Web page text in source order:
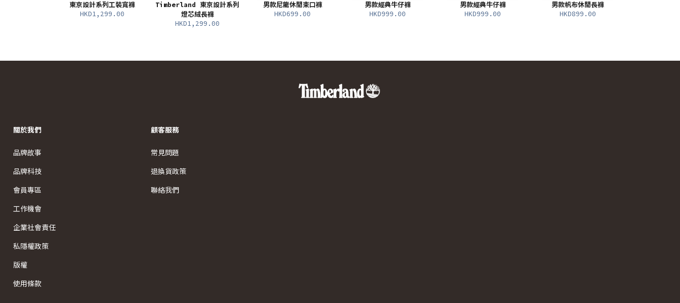
東京設計系列工裝寬褲
HKD1,299.00
Timberland 東京設計系列
燈芯絨長褲
HKD1,299.00
男款尼龍休閒束口褲
HKD699.00
男款經典牛仔褲
HKD999.00
男款經典牛仔褲
HKD999.00
男款帆布休閒長褲
HKD899.00
關於我們
品牌故事
品牌科技
會員專區
工作機會
企業社會責任
私隱權政策
版權
使用條款
顧客服務
常見問題
退換貨政策
聯絡我們